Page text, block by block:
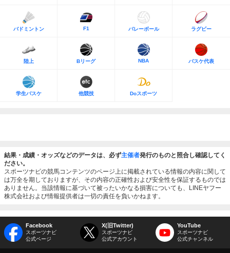
バドミントン F1 バレーボール ラグビー
陸上 Bリーグ NBA バスケ代表
学生バスケ 他競技 Doスポーツ
結果・成績・オッズなどのデータは、必ず主催者発行のものと照合し確認してく
ださい。
スポーツナビの競馬コンテンツのページ上に掲載されている情報の内容に関して
は万全を期しておりますが、その内容の正確性および安全性を保証するものでは
ありません。当該情報に基づいて被ったいかなる損害についても、LINEヤフー
株式会社および情報提供者は一切の責任を負いかねます。
Facebook
スポーツナビ
公式ページ
X(旧Twitter)
スポーツナビ
公式アカウント
YouTube
スポーツナビ
公式チャンネル